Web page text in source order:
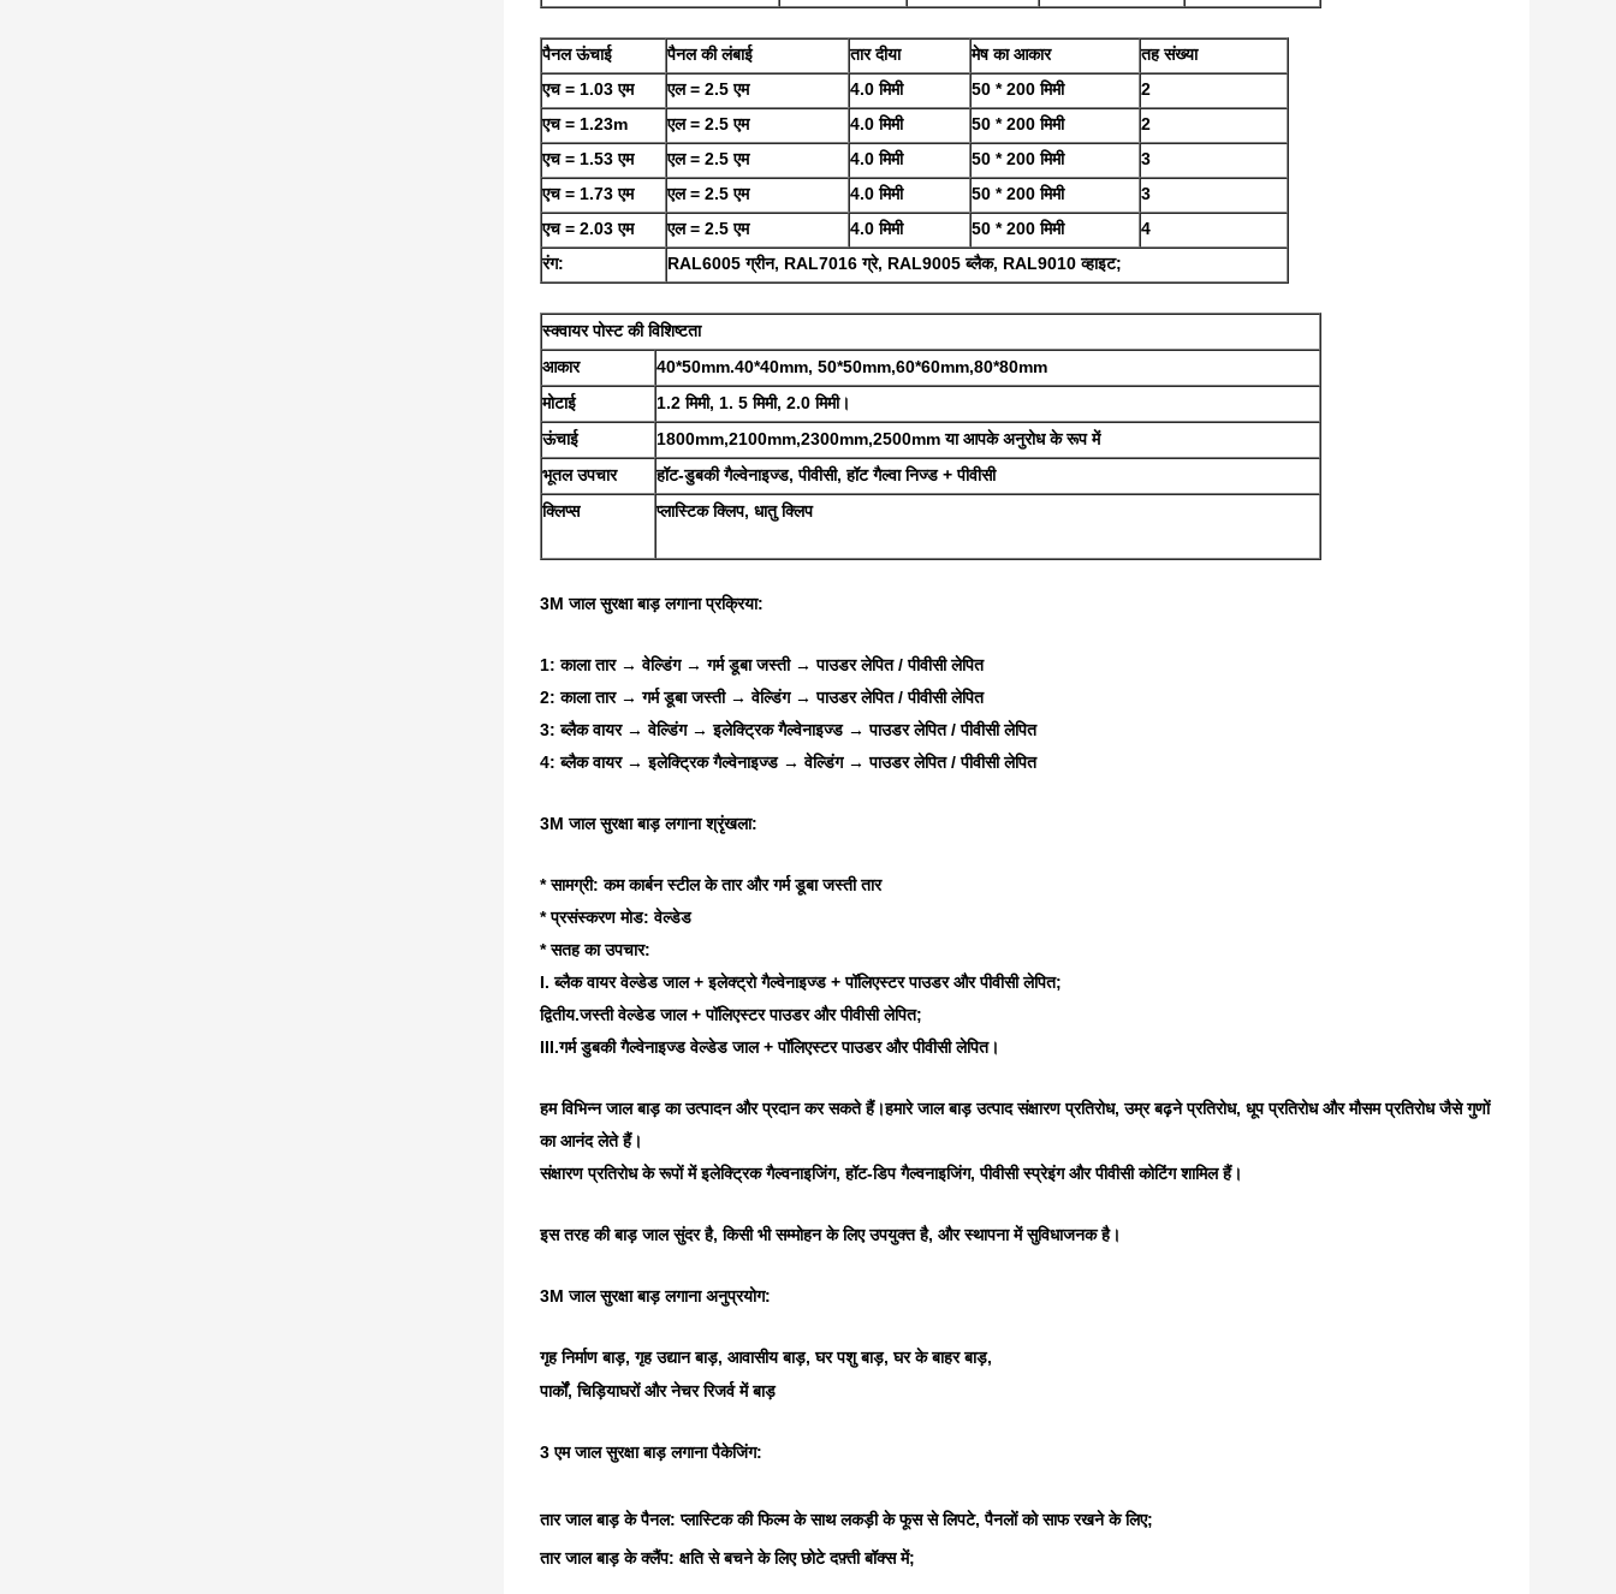
पैनल ऊंचाई पैनल की लंबाई तार दीया मेष का आकार
तह संख्या
एच = 1.03 एम
एल = 2.5 एम 4.0 मिमी 50 * 200 मिमी
2
एच = 1.23m
एल = 2.5 एम 4.0 मिमी 50 * 200 मिमी
2
एच = 1.53 एम
एल = 2.5 एम 4.0 मिमी 50 * 200 मिमी
3
एच = 1.73 एम
एल = 2.5 एम 4.0 मिमी 50 * 200 मिमी
3
एच = 2.03 एम
एल = 2.5 एम 4.0 मिमी 50 * 200 मिमी
4
रंग:
RAL6005 ग्रीन, RAL7016 ग्रे, RAL9005 ब्लैक, RAL9010 व्हाइट;
स्क्वायर पोस्ट की विशिष्टता
आकार
40*50mm.40*40mm, 50*50mm,60*60mm,80*80mm
मोटाई
1.2 मिमी, 1. 5 मिमी, 2.0 मिमी।
ऊंचाई
1800mm,2100mm,2300mm,2500mm या आपके अनुरोध के रूप में
भूतल उपचार
हॉट-डुबकी गैल्वेनाइज्ड, पीवीसी, हॉट गैल्वा निज्ड + पीवीसी
क्लिप्स
प्लास्टिक क्लिप, धातु क्लिप
3M जाल सुरक्षा बाड़ लगानाप्रक्रिया:
1: काला तार → वेल्डिंग → गर्म डूबा जस्ती → पाउडर लेपित / पीवीसी लेपित
2: काला तार → गर्म डूबा जस्ती → वेल्डिंग → पाउडर लेपित / पीवीसी लेपित
3: ब्लैक वायर → वेल्डिंग → इलेक्ट्रिक गैल्वेनाइज्ड → पाउडर लेपित / पीवीसी लेपित
4: ब्लैक वायर → इलेक्ट्रिक गैल्वेनाइज्ड → वेल्डिंग → पाउडर लेपित / पीवीसी लेपित
3M जाल सुरक्षा बाड़ लगाना श्रृंखला:
*सामग्री: कम कार्बन स्टील के तार और गर्म डूबा जस्ती तार
*प्रसंस्करण मोड: वेल्डेड
*सतह का उपचार:
I. ब्लैक वायर वेल्डेड जाल + इलेक्ट्रो गैल्वेनाइज्ड + पॉलिएस्टर पाउडर और पीवीसी लेपित;
द्वितीय.जस्ती वेल्डेड जाल + पॉलिएस्टर पाउडर और पीवीसी लेपित;
III.गर्म डुबकी गैल्वेनाइज्ड वेल्डेड जाल + पॉलिएस्टर पाउडर और पीवीसी लेपित।
हम विभिन्न जाल बाड़ का उत्पादन और प्रदान कर सकते हैं।हमारे जाल बाड़ उत्पाद संक्षारण प्रतिरोध, उम्र बढ़ने प्रतिरोध, धूप प्रतिरोध और मौसम प्रतिरोध जैसे गुणों
का आनंद लेते हैं।
संक्षारण प्रतिरोध के रूपों में इलेक्ट्रिक गैल्वनाइजिंग, हॉट-डिप गैल्वनाइजिंग, पीवीसी स्प्रेइंग और पीवीसी कोटिंग शामिल हैं।
इस तरह की बाड़ जाल सुंदर है, किसी भी सम्मोहन के लिए उपयुक्त है, और स्थापना में सुविधाजनक है।
3M जाल सुरक्षा बाड़ लगाना अनुप्रयोग:
गृह निर्माण बाड़, गृह उद्यान बाड़, आवासीय बाड़, घर पशु बाड़, घर के बाहर बाड़,
पार्कों, चिड़ियाघरों और नेचर रिजर्व में बाड़
3 एम जाल सुरक्षा बाड़ लगाना पैकेजिंग:
तार जाल बाड़ के पैनल: प्लास्टिक की फिल्म के साथ लकड़ी के फूस से लिपटे, पैनलों को साफ रखने के लिए;
तार जाल बाड़ के क्लैंप: क्षति से बचने के लिए छोटे दफ़्ती बॉक्स में;